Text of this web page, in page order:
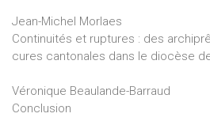
Jean-Michel Morlaes
Continuités et ruptures : des
cures cantonales dans le diocèse
Véronique Beaulande-Barraud
Conclusion